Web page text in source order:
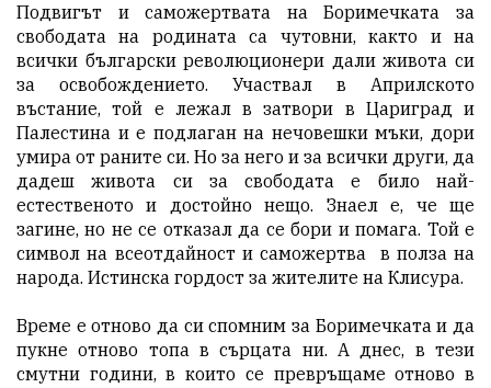
Подвигът и саможертвата на Боримечката за
свободата на родината са чутовни, както и на
всички български революционери дали живота си
за освобождението. Участвал в Априлското
въстание, той е лежал в затвори в Цариград и
Палестина и е подлаган на нечовешки мъки, дори
умира от раните си. Но за него и за всички други, да
дадеш живота си за свободата е било най-
естественото и достойно нещо. Знаел е, че ще
загине, но не се отказал да се бори и помага. Той е
символ на всеотдайност и саможертва в полза на
народа. Истинска гордост за жителите на Клисура.
Време е отново да си спомним за Боримечката и да
пукне отново топа в сърцата ни. А днес, в тези
смутни години, в които се превръщаме отново в